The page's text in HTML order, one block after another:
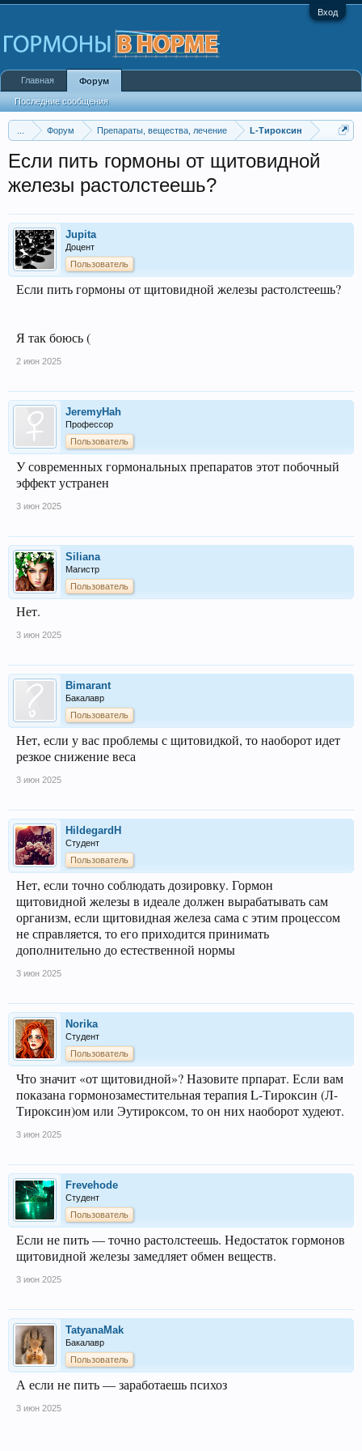
Вход
Форум Препараты, вещества, лечение L-Тироксин
Если пить гормоны от щитовидной
железы растолстеешь?
Jupita
Доцент
Пользователь
Если пить гормоны от щитовидной железы растолстеешь?
Я так боюсь (
2 июн 2025
JeremyHah
Профессор
Пользователь
У современных гормональных препаратов этот побочный
эффект устранен
3 июн 2025
Siliana
Магистр
Пользователь
Нет.
3 июн 2025
Bimarant
Бакалавр
Пользователь
Нет, если у вас проблемы с щитовидкой, то наоборот идет
резкое снижение веса
3 июн 2025
HildegardH
Студент
Пользователь
Нет, если точно соблюдать дозировку. Гормон
щитовидной железы в идеале должен вырабатывать сам
организм, если щитовидная железа сама с этим процессом
не справляется, то его приходится принимать
дополнительно до естественной нормы
3 июн 2025
Norika
Студент
Пользователь
Что значит «от щитовидной»? Назовите прпарат. Если вам
показана гормонозаместительная терапия L-Тироксин (Л-
Тироксин)ом или Эутироксом, то он них наоборот худеют.
3 июн 2025
Frevehode
Студент
Пользователь
Если не пить — точно растолстеешь. Недостаток гормонов
щитовидной железы замедляет обмен веществ.
3 июн 2025
TatyanaMak
Бакалавр
Пользователь
А если не пить — заработаешь психоз
3 июн 2025
Главная Форум
Последние сообщения